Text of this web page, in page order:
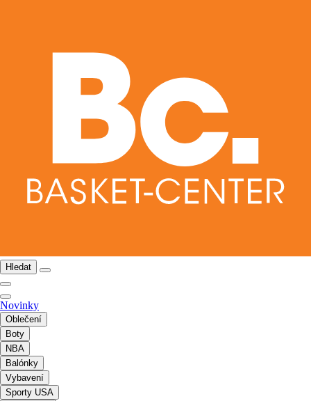
Hledat
Novinky
Oblečení
Boty
NBA
Balónky
Vybavení
Sporty USA